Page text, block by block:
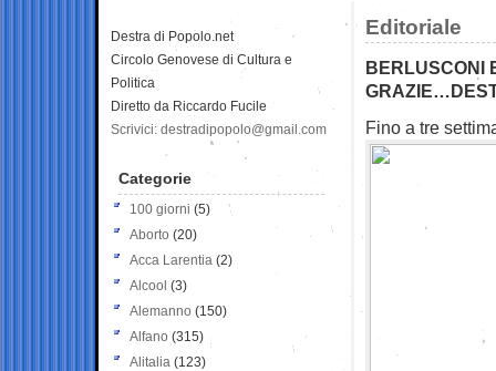
Editoriale
BERLUSCONI
Fino a tre
Destra di Popolo.net
Circolo Genovese di Cultura e
Politica
Diretto da Riccardo Fucile
Scrivici: destradipopolo@gmail.com
Categorie
100 giorni (5)
Aborto (20)
Acca Larentia (2)
Alcool (3)
Alemanno (150)
Alfano (315)
Alitalia (123)